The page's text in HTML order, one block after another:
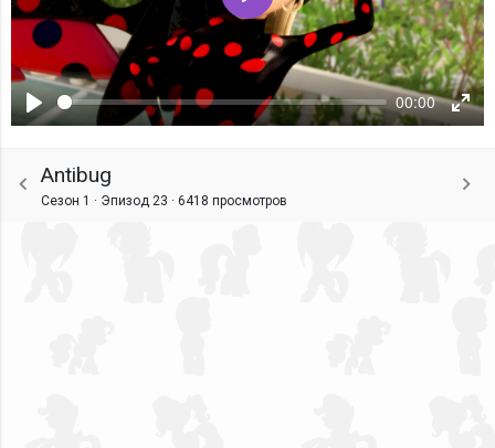
Воспроизвести
00:00
Воспроизвести
Antibug
Сезон 1 · Эпизод 23 · 6418 просмотров